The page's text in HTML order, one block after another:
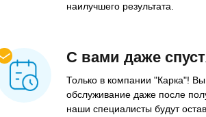
наилучшего результата.
С вами даже
Только в компании "Карка"!
обслуживание даже после
наши специалисты будут